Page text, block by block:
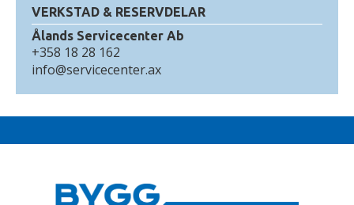
VERKSTAD & RESERVDELAR
Ålands Servicecenter Ab
+358 18 28 162
info@servicecenter.ax